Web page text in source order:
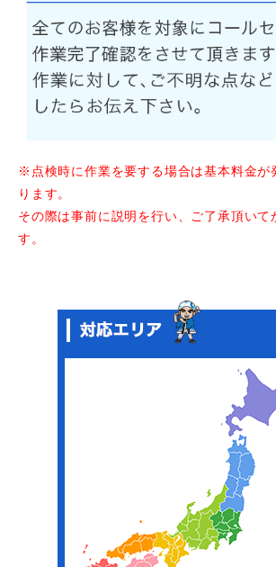
※点検時に作業を要する場合は基本料金が
ります。
その際は事前に説明を行い、ご了承頂いて
す。